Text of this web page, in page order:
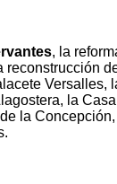
, la
reconstrucción
Versalles,
la
la